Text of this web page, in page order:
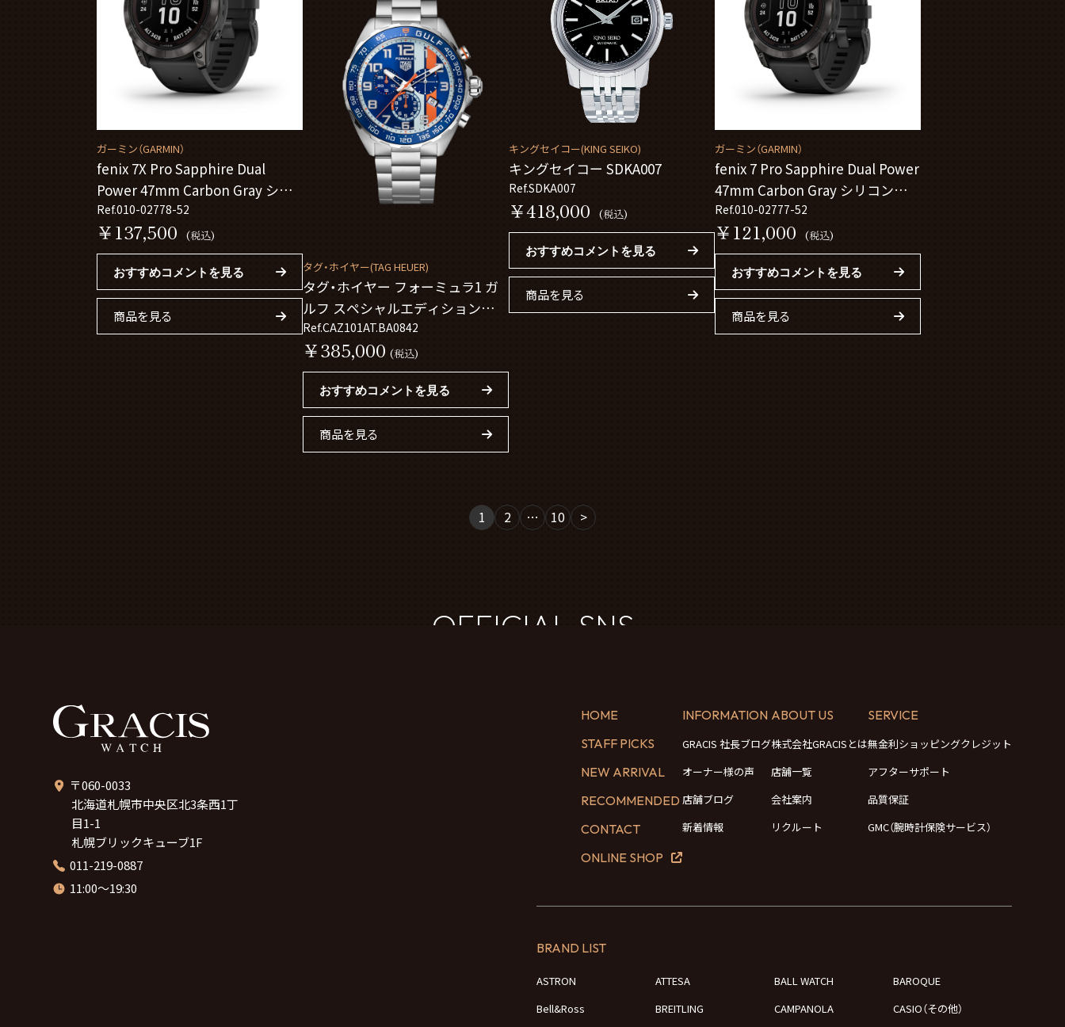
ガーミン（GARMIN）
fenix 7X Pro Sapphire Dual
Power 47mm Carbon Gray シリ
コンバンド 010-02778-52
Ref.010-02778-52
￥137,500 (税込)
おすすめコメントを見る
商品を見る
タグ・ホイヤー(TAG HEUER)
タグ・ホイヤー フォーミュラ1 ガ
ルフ スペシャルエディション
CAZ101AT.BA0842
Ref.CAZ101AT.BA0842
￥385,000 (税込)
おすすめコメントを見る
商品を見る
キングセイコー(KING SEIKO)
キングセイコー SDKA007
Ref.SDKA007
￥418,000 (税込)
おすすめコメントを見る
商品を見る
ガーミン（GARMIN）
fenix 7 Pro Sapphire Dual Power
47mm Carbon Gray シリコンバン
ド 010-02777-52
Ref.010-02777-52
￥121,000 (税込)
おすすめコメントを見る
商品を見る
1 2 … 10 >
OFFICIAL SNS
〒060-0033
北海道札幌市中央区北3条西1丁
目1-1
札幌ブリックキューブ1F
011-219-0887
11:00～19:30
HOME
STAFF PICKS
NEW ARRIVAL
RECOMMENDED
CONTACT
ONLINE SHOP
INFORMATION
GRACIS 社長ブログ
オーナー様の声
店舗ブログ
新着情報
ABOUT US
株式会社GRACISとは
店舗一覧
会社案内
リクルート
SERVICE
無金利ショッピングクレジット
アフターサポート
品質保証
GMC（腕時計保険サービス）
BRAND LIST
ASTRON ATTESA BALL WATCH
BAROQUE
Bell&Ross
BREITLING CAMPANOLA CASIO（その他）